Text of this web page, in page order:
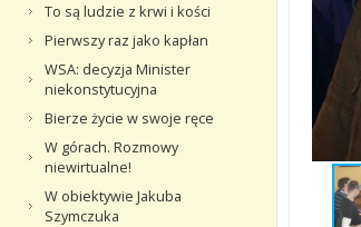
To są ludzie z krwi i kości
Pierwszy raz jako kapłan
WSA: decyzja Minister
niekonstytucyjna
Bierze życie w swoje ręce
W górach. Rozmowy
niewirtualne!
W obiektywie Jakuba
Szymczuka